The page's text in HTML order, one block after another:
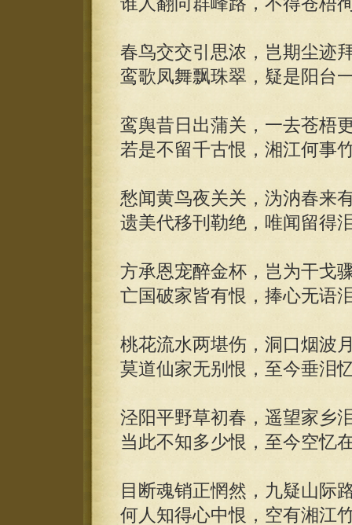
春鸟交交引思浓，岂期尘迹
鸾歌凤舞飘珠翠，疑是阳台
鸾舆昔日出蒲关，一去苍梧
若是不留千古恨，湘江何事
愁闻黄鸟夜关关，沩汭春来
遗美代移刊勒绝，唯闻留得
方承恩宠醉金杯，岂为干戈
亡国破家皆有恨，捧心无语
桃花流水两堪伤，洞口烟波
莫道仙家无别恨，至今垂泪
泾阳平野草初春，遥望家乡
当此不知多少恨，至今空忆
目断魂销正惘然，九疑山际
何人知得心中恨，空有湘江